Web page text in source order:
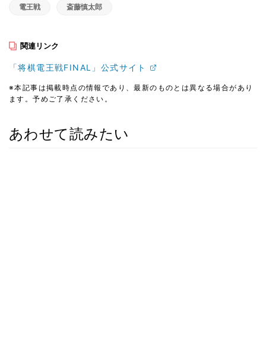
電王戦 斎藤慎太郎
関連リンク
「将棋電王戦FINAL」公式サイト
※本記事は掲載時点の情報であり、最新のものとは異なる場合があり
ます。予めご了承ください。
あわせて読みたい